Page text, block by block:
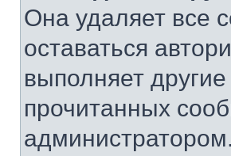
Она удаляет все
оставаться
выполняет
прочитанных